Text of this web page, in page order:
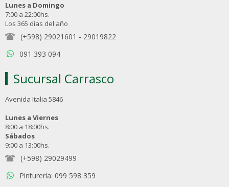
Lunes a Domingo
7:00 a 22:00hs.
Los 365 días del año
(+598) 29021601 - 29019822
091 393 094
Sucursal Carrasco
Avenida Italia 5846
Lunes a Viernes
8:00 a 18:00hs.
Sábados
9:00 a 13:00hs.
(+598) 29029499
Pinturería: 099 598 359